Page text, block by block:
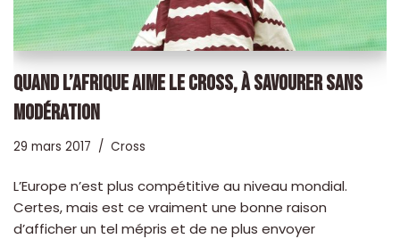
QUAND L’AFRIQUE AIME LE CROSS, À SAVOURER SANS
MODÉRATION
29 mars 2017 Cross
L’Europe n’est plus compétitive au niveau mondial.
Certes, mais est ce vraiment une bonne raison
d’afficher un tel mépris et de ne plus envoyer